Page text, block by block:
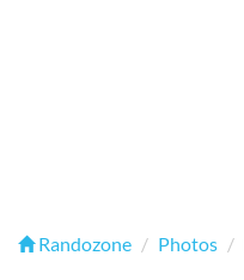
Randozone Photos